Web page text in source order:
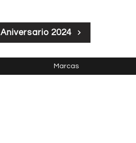
Aniversario 2024
Marcas